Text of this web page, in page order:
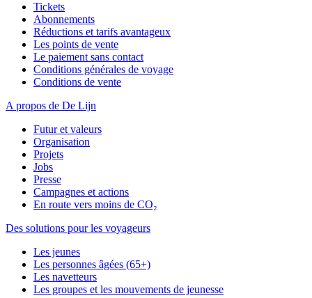
Tickets
Abonnements
Réductions et tarifs avantageux
Les points de vente
Le paiement sans contact
Conditions générales de voyage
Conditions de vente
A propos de De Lijn
Futur et valeurs
Organisation
Projets
Jobs
Presse
Campagnes et actions
En route vers moins de CO₂
Des solutions pour les voyageurs
Les jeunes
Les personnes âgées (65+)
Les navetteurs
Les groupes et les mouvements de jeunesse